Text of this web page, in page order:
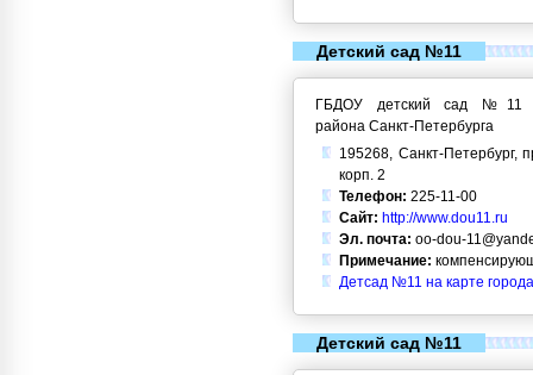
Детский сад №11
ГБДОУ детский сад №11
района Санкт-Петербурга
195268, Санкт-Петербург,
корп. 2
Телефон: 225-11-00
Сайт: http://www.dou11.ru
Эл. почта: oo-dou-
Примечание:
Детсад №11 на карте
Детский сад №11